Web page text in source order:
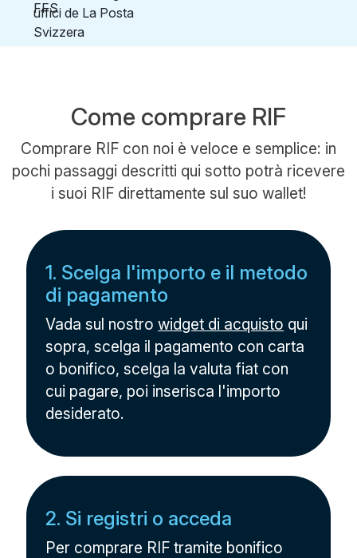
Come comprare RIF
Comprare RIF con noi è veloce e semplice: in
pochi passaggi descritti qui sotto potrà ricevere
i suoi RIF direttamente sul suo wallet!
1. Scelga l'importo e il metodo
di pagamento
Vada sul nostrowidget di acquisto qui
sopra, scelga il pagamento con carta
o bonifico, scelga la valuta fiat con
cui pagare, poi inserisca l'importo
desiderato.
2. Si registri o acceda
Per comprare RIF tramite bonifico